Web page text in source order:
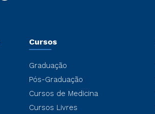
Cursos
Graduação
Pós-Graduação
Cursos de Medicina
Cursos Livres